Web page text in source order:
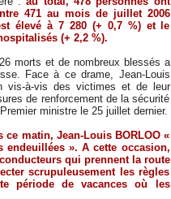
471 au mois de juillet 2006
élevé à 7 280 (+ 0,7 %) et le
(+ 2,2 %).
morts et de nombreux blessés a
Face à ce drame, Jean-Louis
vis-à-vis des victimes et de leur
de renforcement de la sécurité
ministre le 25 juillet dernier.
matin, Jean-Louis BORLOO «
endeuillées ». A cette occasion,
qui prennent la route
scrupuleusement les règles
période de vacances où les